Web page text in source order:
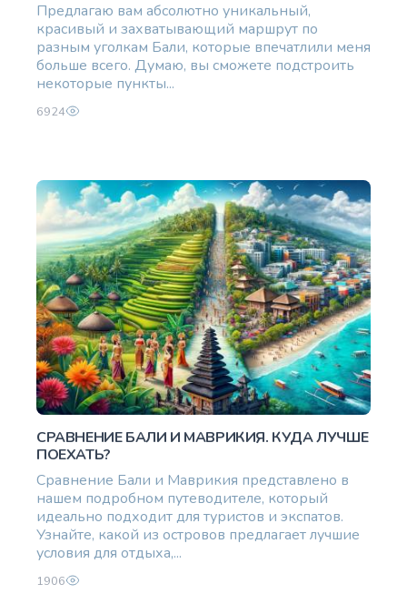
Предлагаю вам абсолютно уникальный,
красивый и захватывающий маршрут по
разным уголкам Бали, которые впечатлили меня
больше всего. Думаю, вы сможете подстроить
некоторые пункты...
6924
СРАВНЕНИЕ БАЛИ И МАВРИКИЯ. КУДА ЛУЧШЕ
ПОЕХАТЬ?
Сравнение Бали и Маврикия представлено в
нашем подробном путеводителе, который
идеально подходит для туристов и экспатов.
Узнайте, какой из островов предлагает лучшие
условия для отдыха,...
1906